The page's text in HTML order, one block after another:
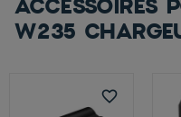
W235
favorite_border